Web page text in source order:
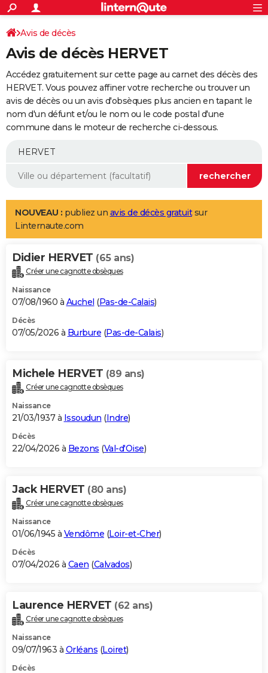
ACTUALITÉS
Politique
Société
Faits Divers
Education
Monde
Villes
+
SPORT
Coupe du monde 2026
Football
Tennis
Cyclisme
Rugby
Forum
Programme TV
TNT
Streaming
Cinéma
Sorties cinéma
Musique
+
FINANCE
Retraite
Epargne
Immobilier
Risques naturels par ville
Banque
Assurance
AUTO
Essais
Réserver un essai
Citadines
Berlines
SUV
Forum auto
+
Mobiles
Meilleur smartphone
Internet
Ordinateurs
Jeux vidéo
Guide high-tech
Aménagement intérieur
LIFESTYLE
Art de vivre
Bien-être
Loisirs
Mode
Modes de vie
Alimentation
Guide de la santé
Maladies
Médicaments
Sommeil
VOYAGE
Destinations
City break
Voyage nature
Voyage de noces
Forum
Climat
+PHOTO
GUIDES D'ACHAT
BONS PLANS
Carte de Noël
Carte Bonne année
Carte Saint-Valentin
Carte Pâques
Carte d'anniversaire
DICTIONNAIRE
Dictionnaire
Biographies
Citations
Expressions
Proverbes
PROGRAMME TV
S'inscrire
Se connecter
Lycées
Collèges
Primaires
Universités
Entreprises
Service militaire
Avis de recherche
AVIS DE DÉCÈS
Bricolage
Lifestyle
Culture
Sport
Auto
Television
Voyage
Cinema
Avis de décès
Avis de décès HERVET
Accédez gratuitement sur cette page au carnet des décès des
HERVET. Vous pouvez affiner votre recherche ou trouver un
avis de décès ou un avis d'obsèques plus ancien en tapant le
nom d'un défunt et/ou le nom ou le code postal d'une
commune dans le moteur de recherche ci-dessous.
NOUVEAU : publiez un avis de décès gratuitsur
Linternaute.com
Didier HERVET (65 ans)
Créer une cagnotte obsèques
Naissance
07/08/1960 à Auchel (Pas-de-Calais)
Décès
07/05/2026 à Burbure (Pas-de-Calais)
Michele HERVET (89 ans)
Créer une cagnotte obsèques
Naissance
21/03/1937 à Issoudun (Indre)
Décès
22/04/2026 à Bezons (Val-d'Oise)
Jack HERVET (80 ans)
Créer une cagnotte obsèques
Naissance
01/06/1945 à Vendôme (Loir-et-Cher)
Décès
07/04/2026 à Caen (Calvados)
Laurence HERVET (62 ans)
Créer une cagnotte obsèques
Naissance
09/07/1963 à Orléans (Loiret)
Décès